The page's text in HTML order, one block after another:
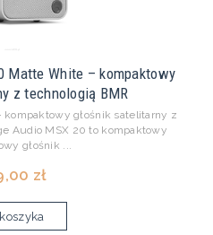
Matte White – kompaktowy
z technologią BMR
głośnik satelitarny z
Audio MSX 20 to kompaktowy
głośnik ...
zł